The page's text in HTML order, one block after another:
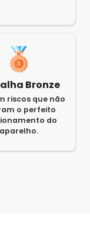
Bronze
riscos que não
o perfeito
do
aparelho.